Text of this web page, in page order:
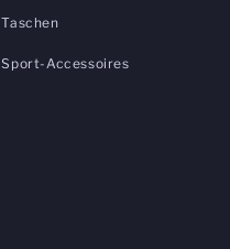
Taschen
Sport-Accessoires